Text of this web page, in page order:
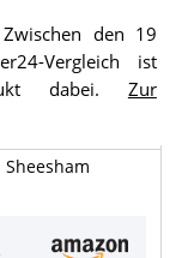
den 19
Vergleich ist
dabei. Zur
Sheesham